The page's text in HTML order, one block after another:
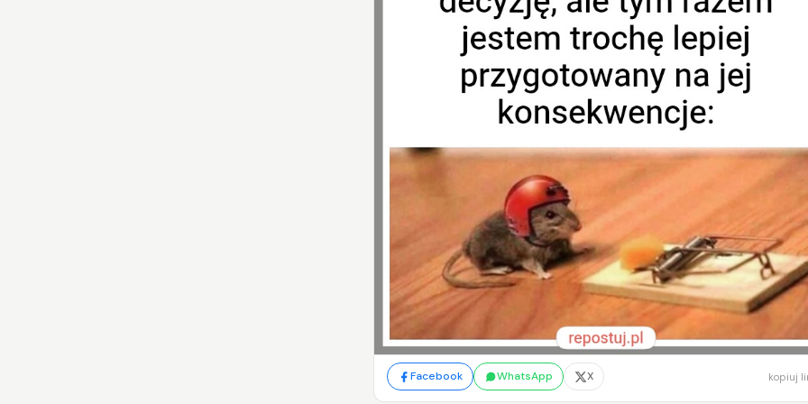
Facebook WhatsApp X kopiuj